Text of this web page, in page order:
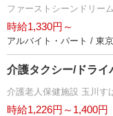
ファーストシーンドリー
時給1,330円～
アルバイト・パート / 東
介護タクシー/ドライ
介護老人保健施設 玉川す
時給1,226円～1,400円